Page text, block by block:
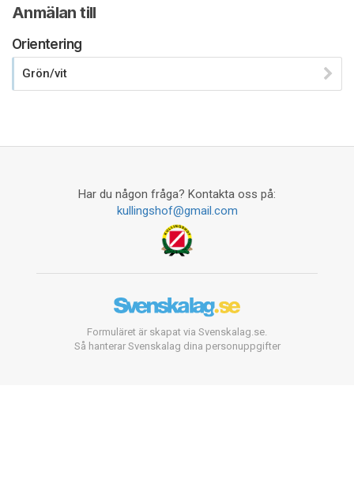
Anmälan till
Orientering
Grön/vit
Har du någon fråga? Kontakta oss på:
kullingshof@gmail.com
Formuläret är skapat via Svenskalag.se.
Så hanterar Svenskalag dina personuppgifter